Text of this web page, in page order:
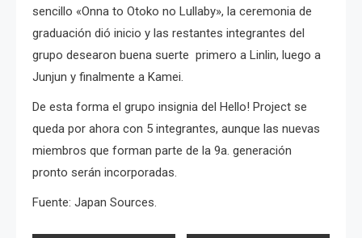
sencillo «Onna to Otoko no Lullaby», la ceremonia de
graduación dió inicio y las restantes integrantes del
grupo desearon buena suerte primero a Linlin, luego a
Junjun y finalmente a Kamei.
De esta forma el grupo insignia del Hello! Project se
queda por ahora con 5 integrantes, aunque las nuevas
miembros que forman parte de la 9a. generación
pronto serán incorporadas.
Fuente: Japan Sources.